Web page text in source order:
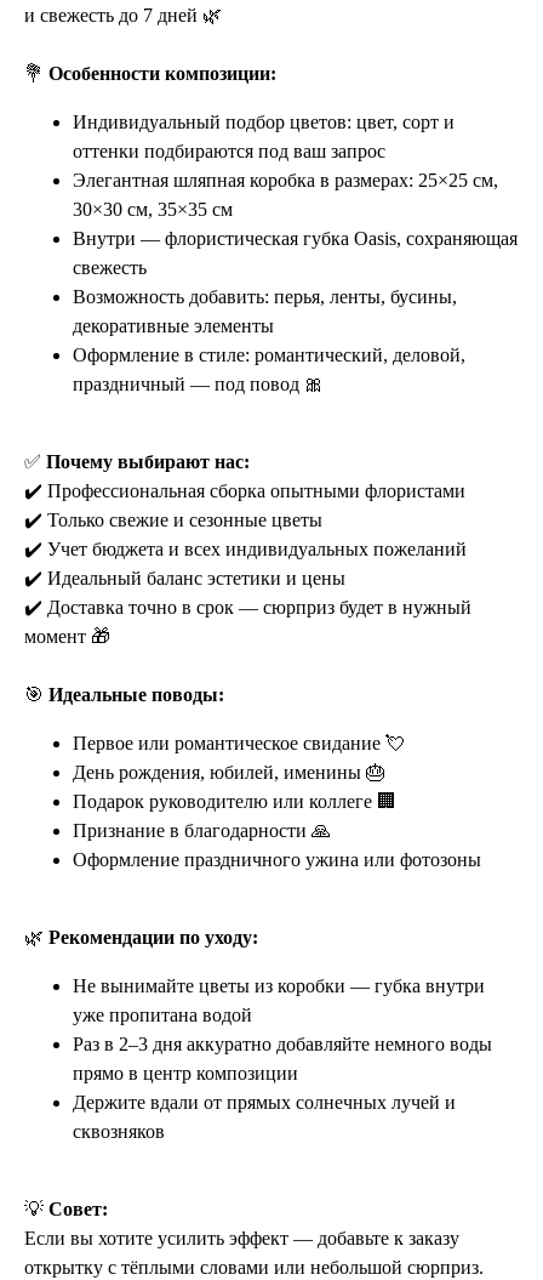
и свежесть до 7 дней 🌿
💐 Особенности композиции:
Индивидуальный подбор цветов: цвет, сорт и
оттенки подбираются под ваш запрос
Элегантная шляпная коробка в размерах: 25×25 см,
30×30 см, 35×35 см
Внутри — флористическая губка Oasis, сохраняющая
свежесть
Возможность добавить: перья, ленты, бусины,
декоративные элементы
Оформление в стиле: романтический, деловой,
праздничный — под повод 🎀
✅ Почему выбирают нас:
✔️ Профессиональная сборка опытными флористами
✔️ Только свежие и сезонные цветы
✔️ Учет бюджета и всех индивидуальных пожеланий
✔️ Идеальный баланс эстетики и цены
✔️ Доставка точно в срок — сюрприз будет в нужный
момент 🎁
🎯 Идеальные поводы:
Первое или романтическое свидание 💘
День рождения, юбилей, именины 🎂
Подарок руководителю или коллеге 🏢
Признание в благодарности 🙏
Оформление праздничного ужина или фотозоны
🌿 Рекомендации по уходу:
Не вынимайте цветы из коробки — губка внутри
уже пропитана водой
Раз в 2–3 дня аккуратно добавляйте немного воды
прямо в центр композиции
Держите вдали от прямых солнечных лучей и
сквозняков
💡 Совет:
Если вы хотите усилить эффект — добавьте к заказу
открытку с тёплыми словами или небольшой сюрприз.